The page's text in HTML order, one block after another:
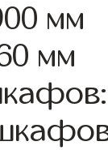
мм
мм